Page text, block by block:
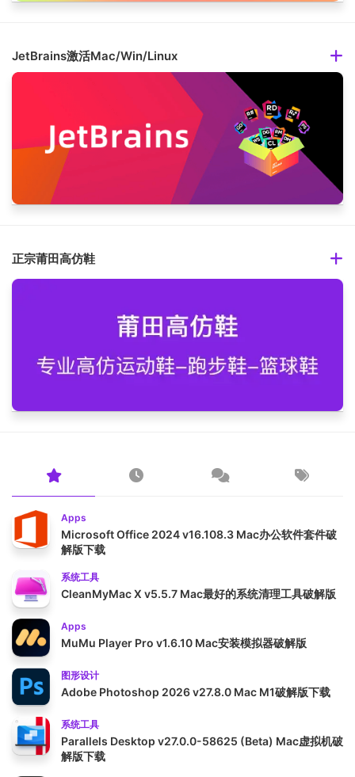
JetBrains激活Mac/Win/Linux
正宗莆田高仿鞋
Apps
Microsoft Office 2024 v16.108.3 Mac办公软件套件破
解版下载
系统工具
CleanMyMac X v5.5.7 Mac最好的系统清理工具破解版
Apps
MuMu Player Pro v1.6.10 Mac安装模拟器破解版
图形设计
Adobe Photoshop 2026 v27.8.0 Mac M1破解版下载
系统工具
Parallels Desktop v27.0.0-58625 (Beta) Mac虚拟机破
解版下载